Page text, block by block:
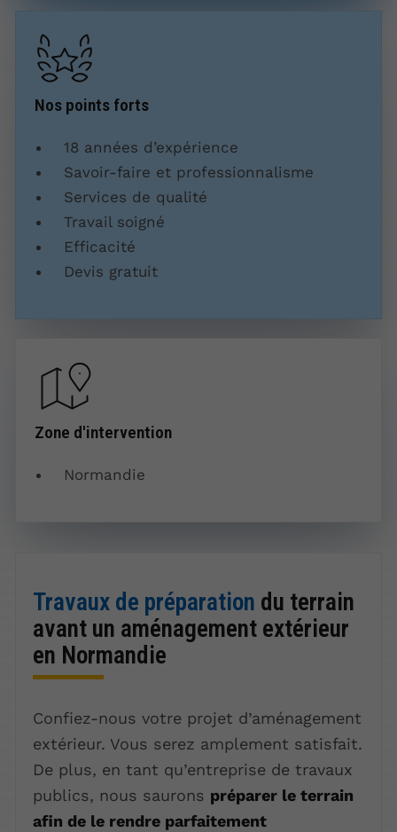
Nos points forts
18 années d’expérience
Savoir-faire et professionnalisme
Services de qualité
Travail soigné
Efficacité
Devis gratuit
Zone d'intervention
Normandie
Travaux de préparation du terrain
avant un aménagement extérieur
en Normandie
Confiez-nous votre projet d’aménagement
extérieur. Vous serez amplement satisfait.
De plus, en tant qu’entreprise de travaux
publics, nous saurons préparer le terrain
afin de le rendre parfaitement